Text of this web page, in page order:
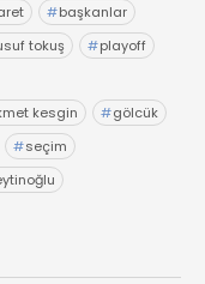
#başkanlar
tokuş #playoff
kesgin #gölcük
#seçim